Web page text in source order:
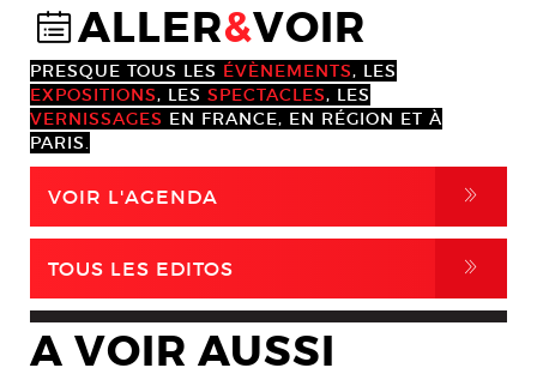
@ALLER&VOIR
PRESQUE TOUS LES ÉVÈNEMENTS, LES
EXPOSITIONS, LES SPECTACLES, LES
VERNISSAGES EN FRANCE, EN RÉGION ET À
PARIS.
VOIR L'AGENDA ,
TOUS LES EDITOS ,
A VOIR AUSSI